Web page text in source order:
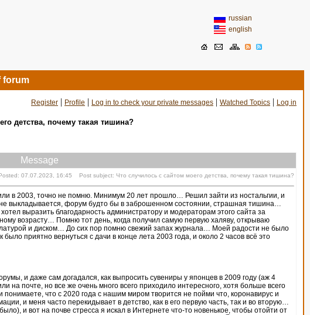
russian
english
forum
Register | Profile | Log in to check your private messages | Watched Topics | Log in
детства, почему такая тишина?
Message
07.07.2023, 16:45 Post subject: Что случилось с сайтом моего детства, почему такая тишина?
в 2003, точно не помню. Минимум 20 лет прошло… Решил зайти из ностальгии, и
не выкладывается, форум будто бы в заброшенном состоянии, страшная тишина…
выразить благодарность администратору и модераторам этого сайта за
возрасту… Помню тот день, когда получил самую первую халяву, открываю
и диском… До сих пор помню свежий запах журнала… Моей радости не было
приятно вернуться с дачи в конце лета 2003 года, и около 2 часов всё это
и даже сам догадался, как выпросить сувениры у японцев в 2009 году (аж 4
почте, но все же очень много всего приходило интересного, хотя больше всего
что с 2020 года с нашим миром творится не пойми что, коронавирус и
и меня часто перекидывает в детство, как в его первую часть, так и во вторую…
и вот на почве стресса я искал в Интернете что-то новенькое, чтобы отойти от